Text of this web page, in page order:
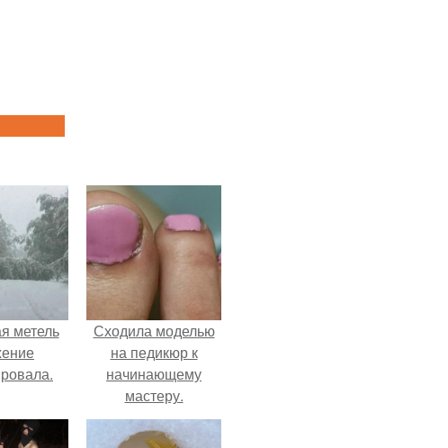
метель
Сходила моделью
на педикюр к
начинающему
мастеру.